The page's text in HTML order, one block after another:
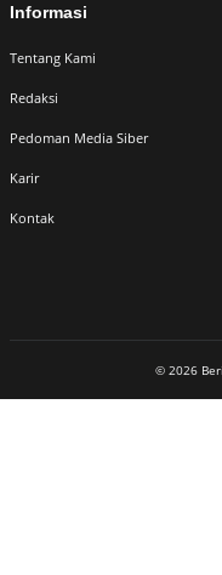
Informasi
Tentang Kami
Redaksi
Pedoman Media Siber
Karir
Kontak
© 2026